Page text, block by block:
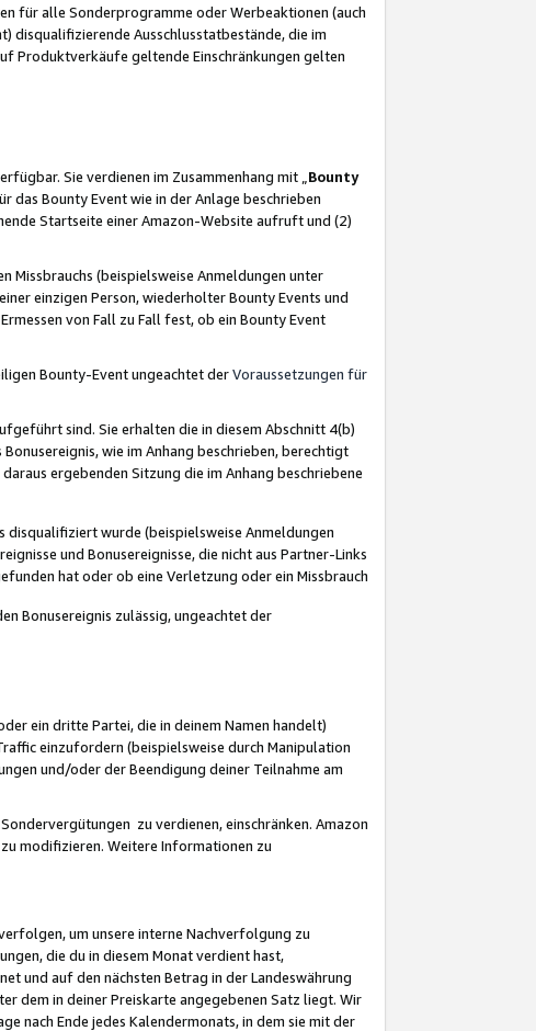
für alle Sonderprogramme oder Werbeaktionen (auch
disqualifizierende Ausschlusstatbestände, die im
Produktverkäufe geltende Einschränkungen gelten
Sie verdienen im Zusammenhang mit „ Bounty
das Bounty Event wie in der Anlage beschrieben
Startseite einer Amazon-Website aufruft und (2)
Missbrauchs (beispielsweise Anmeldungen unter
einzigen Person, wiederholter Bounty Events und
von Fall zu Fall fest, ob ein Bounty Event
Bounty-Event ungeachtet derVoraussetzungen für
sind. Sie erhalten die in diesem Abschnitt 4(b)
wie im Anhang beschrieben, berechtigt
ergebenden Sitzung die im Anhang beschriebene
disqualifiziert wurde (beispielsweise Anmeldungen
und Bonusereignisse, die nicht aus Partner-Links
hat oder ob eine Verletzung oder ein Missbrauch
Bonusereignis zulässig, ungeachtet der
ein dritte Partei, die in deinem Namen handelt)
einzufordern (beispielsweise durch Manipulation
und/oder der Beendigung deiner Teilnahme am
zu verdienen, einschränken. Amazon
modifizieren. Weitere Informationen zu
um unsere interne Nachverfolgung zu
die du in diesem Monat verdient hast,
und auf den nächsten Betrag in der Landeswährung
dem in deiner Preiskarte angegebenen Satz liegt. Wir
nach Ende jedes Kalendermonats, in dem sie mit der